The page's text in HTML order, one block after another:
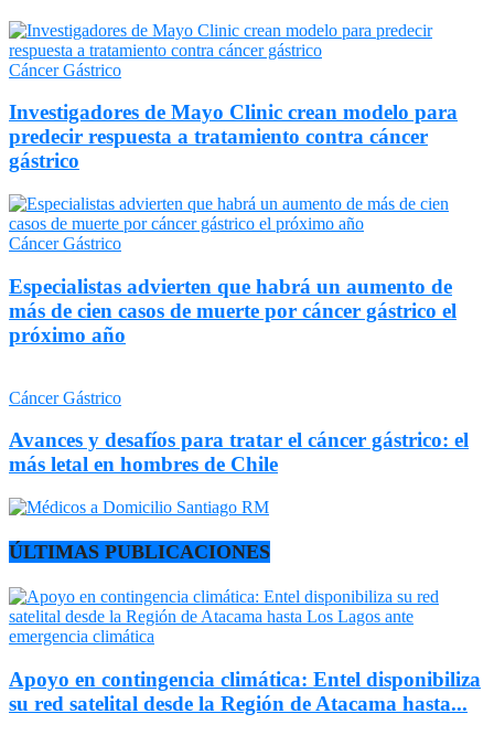
Cáncer Gástrico
Investigadores de Mayo Clinic crean modelo para
predecir respuesta a tratamiento contra cáncer
gástrico
Cáncer Gástrico
Especialistas advierten que habrá un aumento de
más de cien casos de muerte por cáncer gástrico el
próximo año
Cáncer Gástrico
Avances y desafíos para tratar el cáncer gástrico: el
más letal en hombres de Chile
ÚLTIMAS PUBLICACIONES
Apoyo en contingencia climática: Entel disponibiliza
su red satelital desde la Región de Atacama hasta...